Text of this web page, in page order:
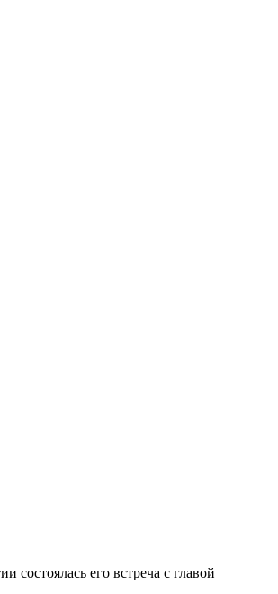
его встреча с главой